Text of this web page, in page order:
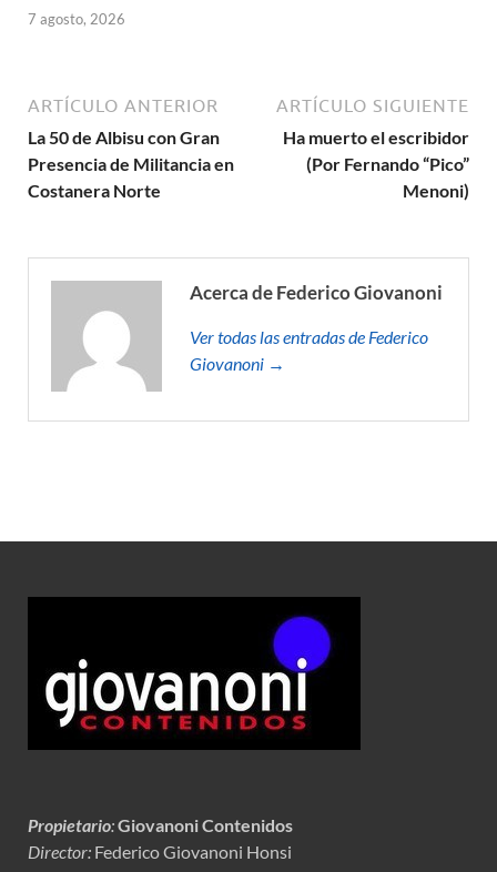
7 agosto, 2026
ARTÍCULO ANTERIOR
La 50 de Albisu con Gran
Presencia de Militancia en
Costanera Norte
ARTÍCULO SIGUIENTE
Ha muerto el escribidor
(Por Fernando “Pico”
Menoni)
Acerca de Federico Giovanoni
Ver todas las entradas de Federico
Giovanoni →
Propietario:Giovanoni Contenidos
Director: Federico Giovanoni Honsi